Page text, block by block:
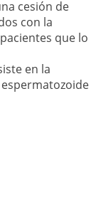
cesión de
con la
que lo
en la